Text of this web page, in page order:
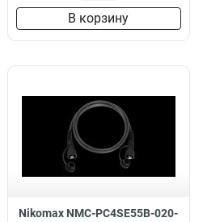
В корзину
Nikomax NMC-PC4SE55B-020-